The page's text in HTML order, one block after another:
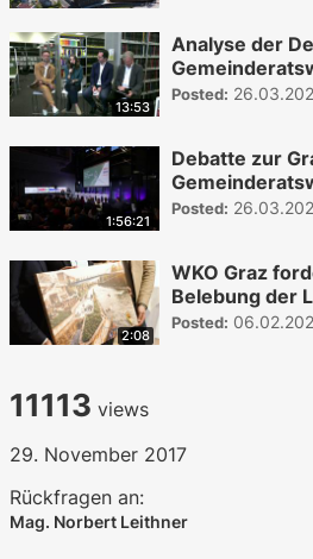
13:53
Analyse der
Posted:
1:56:21
Debatte zur
Posted:
2:08
WKO Graz
Belebung der
Posted:
11113 views
29. November 2017
Rückfragen an:
Mag. Norbert Leithner